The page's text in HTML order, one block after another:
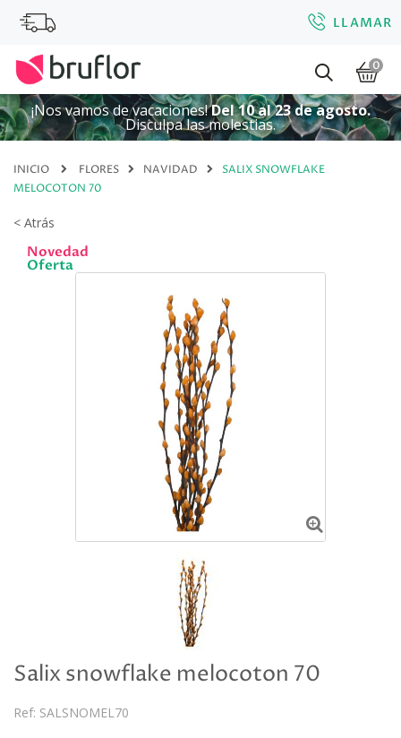
LLAMAR
0
¡Nos vamos de vacaciones!Del 10 al 23 de agosto.
Disculpa las molestias.
INICIO FLORES NAVIDAD
SALIX SNOWFLAKE
MELOCOTON 70
< Atrás
Novedad
Oferta
Salix snowflake melocoton 70
Ref: SALSNOMEL70